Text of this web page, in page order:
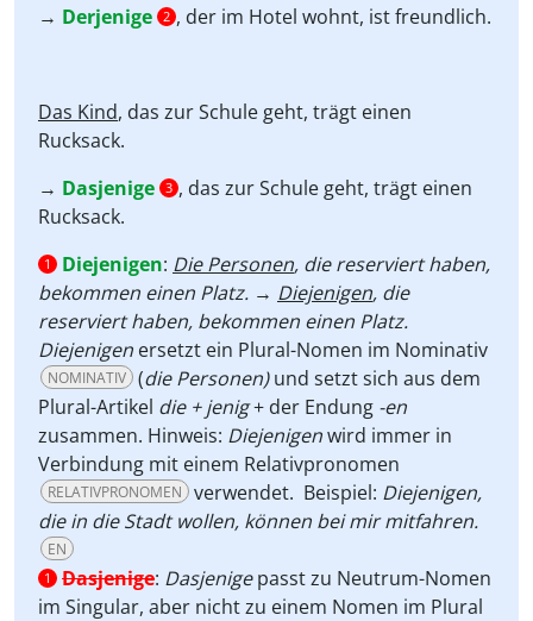
→ Derjenige 2 , der im Hotel wohnt, ist freundlich.
Das Kind, das zur Schule geht, trägt einen
Rucksack.
→ Dasjenige 3 , das zur Schule geht, trägt einen
Rucksack.
1 Diejenigen: Die Personen, die reserviert haben,
bekommen einen Platz. → Diejenigen, die
reserviert haben, bekommen einen Platz.
Diejenigen ersetzt ein Plural-Nomen im Nominativ
NOMINATIV (die Personen)und setzt sich aus dem
Plural-Artikel die + jenig+ der Endung -en
zusammen. Hinweis: Diejenigenwird immer in
Verbindung mit einem Relativpronomen
RELATIVPRONOMEN verwendet. Beispiel: Diejenigen,
die in die Stadt wollen, können bei mir mitfahren.
EN
1 Dasjenige: Dasjenigepasst zu Neutrum-Nomen
im Singular, aber nicht zu einem Nomen im Plural